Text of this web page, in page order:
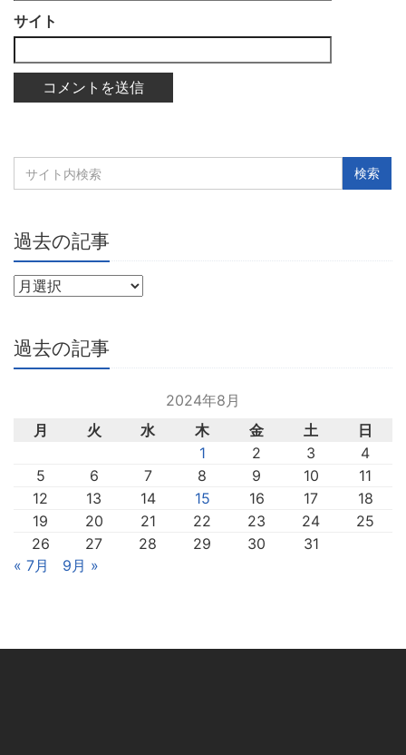
サイト
過去の記事
過去の記事
2024年8月
月
火 水 木 金 土
日
1
2 3
4
5
6 7 8 9 10
11
12
13 14 15 16 17
18
19
20 21 22 23 24
25
26
27 28 29 30
31
« 7月
9月 »